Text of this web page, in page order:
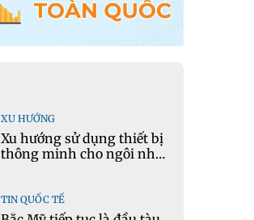
XU HƯỚNG
Xu hướng sử dụng thiết bị
thông minh cho ngôi nhà
TIN QUỐC TẾ